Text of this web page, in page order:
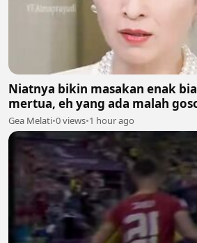
Niatnya bikin masakan enak
mertua, eh yang ada malah
Gea Melati•0 views•1 hour ago